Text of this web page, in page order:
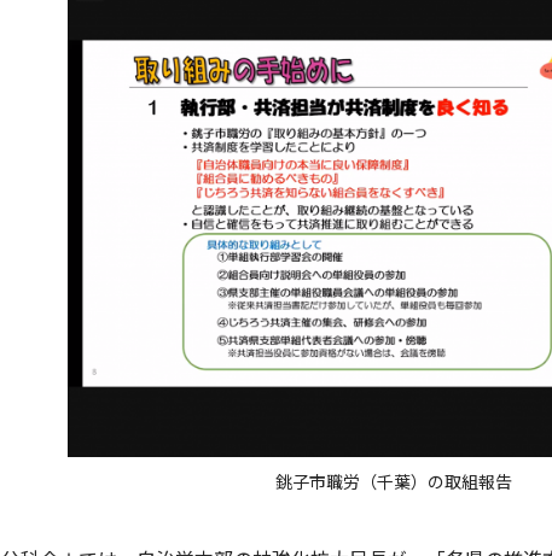
銚子市職労（千葉）の取組報告